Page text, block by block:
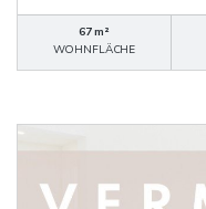
67 m²
WOHNFLÄCHE